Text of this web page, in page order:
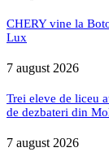
CHERY vine la
Lux
7 august 2026
Trei eleve de liceu
de dezbateri din
7 august 2026